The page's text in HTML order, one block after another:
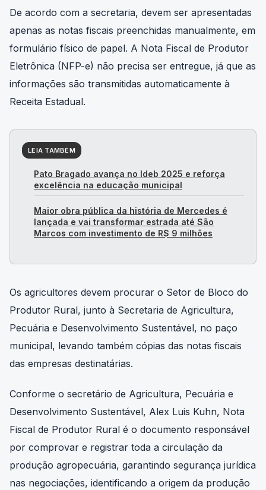
De acordo com a secretaria, devem ser apresentadas
apenas as notas fiscais preenchidas manualmente, em
formulário físico de papel. A Nota Fiscal de Produtor
Eletrônica (NFP-e) não precisa ser entregue, já que as
informações são transmitidas automaticamente à
Receita Estadual.
LEIA TAMBÉM
Pato Bragado avança no Ideb 2025 e reforça
excelência na educação municipal
Maior obra pública da história de Mercedes é
lançada e vai transformar estrada até São
Marcos com investimento de R$ 9 milhões
Os agricultores devem procurar o Setor de Bloco do
Produtor Rural, junto à Secretaria de Agricultura,
Pecuária e Desenvolvimento Sustentável, no paço
municipal, levando também cópias das notas fiscais
das empresas destinatárias.
Conforme o secretário de Agricultura, Pecuária e
Desenvolvimento Sustentável, Alex Luis Kuhn, Nota
Fiscal de Produtor Rural é o documento responsável
por comprovar e registrar toda a circulação da
produção agropecuária, garantindo segurança jurídica
nas negociações, identificando a origem da produção